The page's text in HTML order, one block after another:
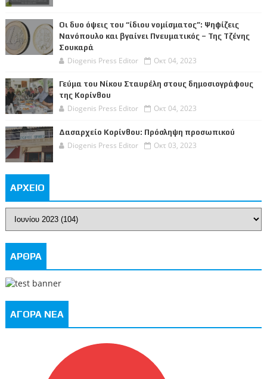
Οι δυο όψεις του “ίδιου νομίσματος”: Ψηφίζεις
Νανόπουλο και βγαίνει Πνευματικός – Της Τζένης
Σουκαρά
Diogenis Press Editor Οκτ 04, 2023
Γεύμα του Νίκου Σταυρέλη στους δημοσιογράφους
της Κορίνθου
Diogenis Press Editor Οκτ 04, 2023
Δασαρχείο Κορίνθου: Πρόσληψη προσωπικού
Diogenis Press Editor Οκτ 03, 2023
ΑΡΧΕΙΟ
ΑΡΘΡΑ
ΑΓΟΡΑ ΝΕΑ